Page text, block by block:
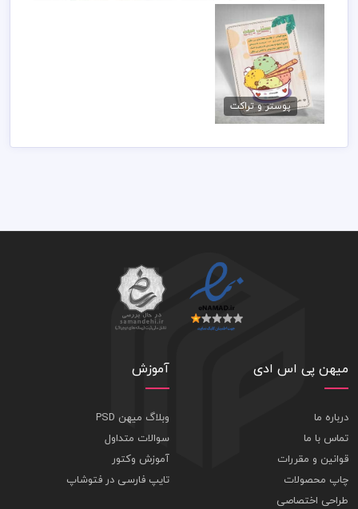
طرح لایه باز تراکت
بستنی
79,000 تومان
پوستر و تراکت
میهن پی اس ادی
درباره ما
تماس با ما
قوانین و مقررات
چاپ محصولات
طراحی اختصاصی
آموزش
وبلاگ میهن PSD
سوالات متداول
آموزش وکتور
تایپ فارسی در فتوشاپ